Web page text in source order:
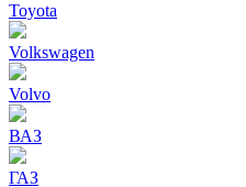
Toyota
Volkswagen
Volvo
ВАЗ
ГАЗ